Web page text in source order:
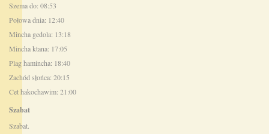
Szema do: 08:53
Połowa dnia: 12:40
Mincha gedola: 13:18
Mincha ktana: 17:05
Plag hamincha: 18:40
Zachód słońca: 20:15
Cet hakochawim: 21:00
Szabat
Szabat.